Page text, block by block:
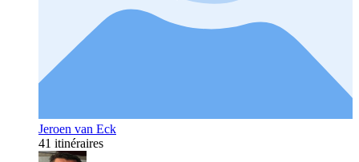
Jeroen van Eck
41 itinéraires